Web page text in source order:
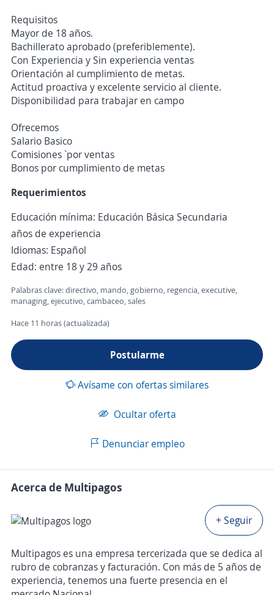
Requisitos
Mayor de 18 años.
Bachillerato aprobado (preferiblemente).
Con Experiencia y Sin experiencia ventas
Orientación al cumplimiento de metas.
Actitud proactiva y excelente servicio al cliente.
Disponibilidad para trabajar en campo
Ofrecemos
Salario Basico
Comisiones `por ventas
Bonos por cumplimiento de metas
Requerimientos
Educación mínima: Educación Básica Secundaria
años de experiencia
Idiomas: Español
Edad: entre 18 y 29 años
Palabras clave: directivo, mando, gobierno, regencia, executive,
managing, ejecutivo, cambaceo, sales
Hace 11 horas (actualizada)
Postularme
Avísame con ofertas similares
Ocultar oferta
Denunciar empleo
Acerca de Multipagos
+ Seguir
Multipagos es una empresa tercerizada que se dedica al
rubro de cobranzas y facturación. Con más de 5 años de
experiencia, tenemos una fuerte presencia en el